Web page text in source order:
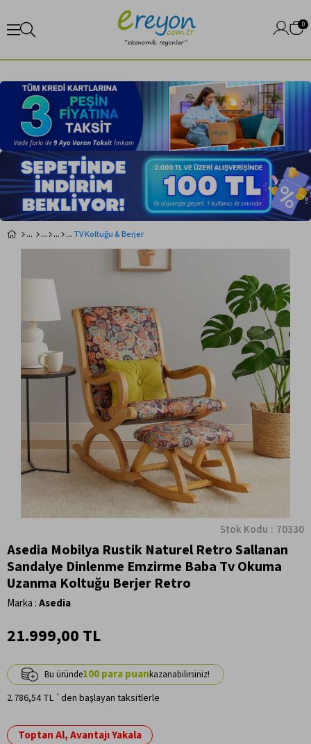
0
TV Koltuğu & Berjer
Stok Kodu 70330
Asedia Mobilya Rustik Naturel Retro Sallanan
Sandalye Dinlenme Emzirme Baba Tv Okuma
Uzanma Koltuğu Berjer Retro
Marka :Asedia
21.999,00 TL
100
2.786,54 TL `den başlayan taksitlerle
Toptan Al, Avantajı Yakala